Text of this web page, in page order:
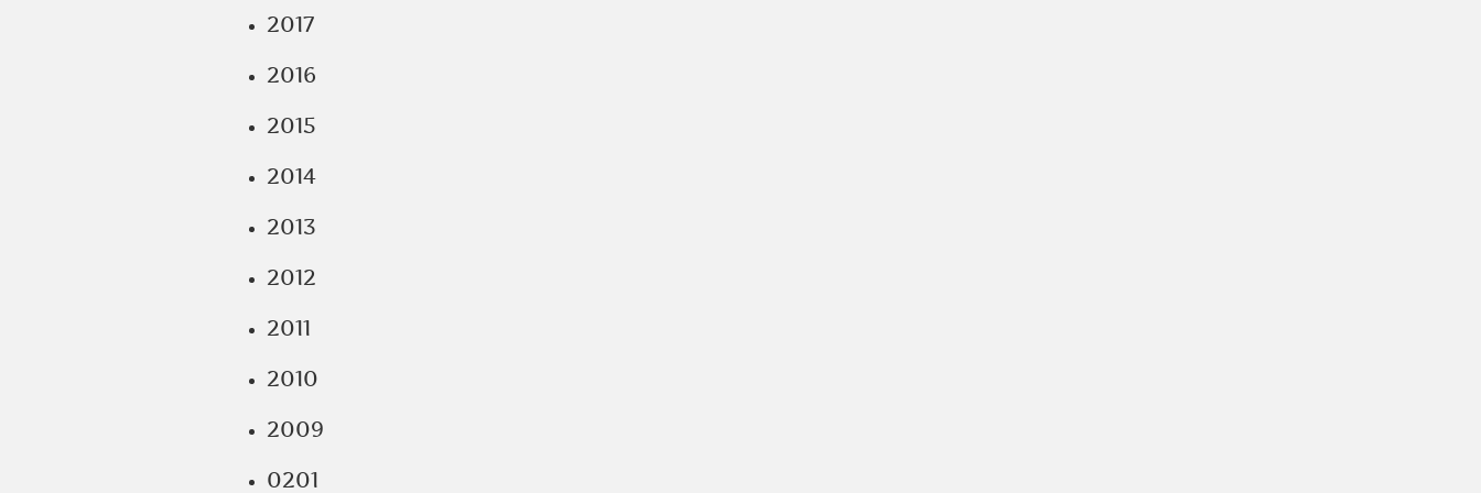
2017
2016
2015
2014
2013
2012
2011
2010
2009
0201